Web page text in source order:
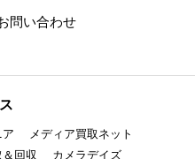
問い合わせ
ア
メディア買取ネット
回収 カメラデイズ